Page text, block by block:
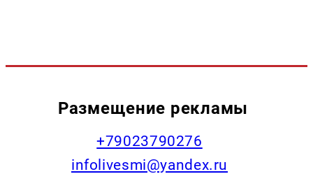
Размещение рекламы
+79023790276
infolivesmi@yandex.ru